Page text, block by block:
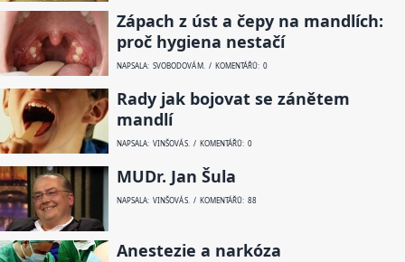
Zápach z úst a čepy na mandlích:
proč hygiena nestačí
NAPSALA: SVOBODOVÁ M. / KOMENTÁŘŮ: 0
Rady jak bojovat se zánětem
mandlí
NAPSALA: VINŠOVÁ S. / KOMENTÁŘŮ: 0
MUDr. Jan Šula
NAPSALA: VINŠOVÁ S. / KOMENTÁŘŮ: 88
Anestezie a narkóza